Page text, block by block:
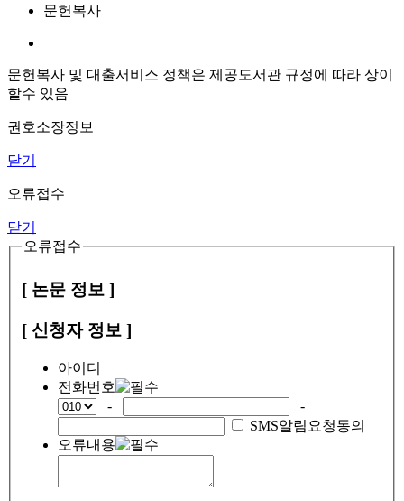
문헌복사
문헌복사 및 대출서비스 정책은 제공도서관 규정에 따라 상이
할수 있음
권호소장정보
닫기
오류접수
닫기
오류접수
[ 논문 정보 ]
[ 신청자 정보 ]
아이디
전화번호
-
-
SMS알림요청동의
오류내용